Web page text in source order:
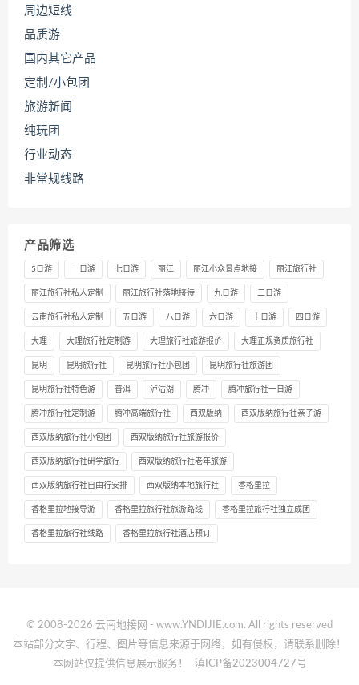
周边短线
品质游
国内其它产品
定制/小包团
旅游新闻
纯玩团
行业动态
非常规线路
产品筛选
5日游 一日游 七日游 丽江 丽江小众景点地接 丽江旅行社
丽江旅行社私人定制 丽江旅行社落地接待 九日游 二日游
云南旅行社私人定制 五日游 八日游 六日游 十日游 四日游
大理 大理旅行社定制游 大理旅行社旅游报价 大理正规资质旅行社
昆明 昆明旅行社 昆明旅行社小包团 昆明旅行社旅游团
昆明旅行社特色游 普洱 泸沽湖 腾冲 腾冲旅行社一日游
腾冲旅行社定制游 腾冲高端旅行社 西双版纳 西双版纳旅行社亲子游
西双版纳旅行社小包团 西双版纳旅行社旅游报价
西双版纳旅行社研学旅行 西双版纳旅行社老年旅游
西双版纳旅行社自由行安排 西双版纳本地旅行社 香格里拉
香格里拉地接导游 香格里拉旅行社旅游路线 香格里拉旅行社独立成团
香格里拉旅行社线路 香格里拉旅行社酒店预订
© 2008-2026 云南地接网 - www.YNDIJIE.com. All rights reserved
本站部分文字、行程、图片等信息来源于网络，如有侵权，请联系删除！
本网站仅提供信息展示服务！
滇ICP备2023004727号